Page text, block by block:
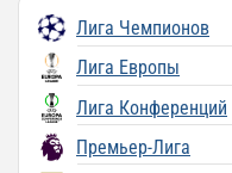
Лига Чемпионов
Лига Европы
Лига Конференций
Премьер-Лига